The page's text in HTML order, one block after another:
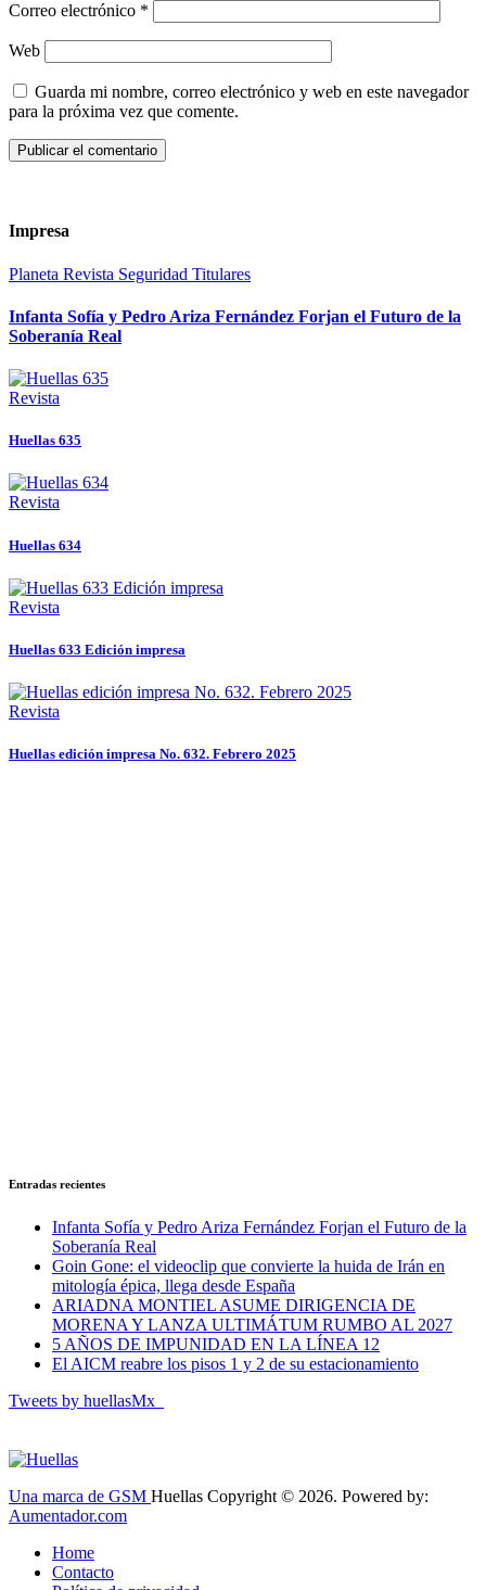
Correo electrónico *
Web
Guarda mi nombre, correo electrónico y web en este navegador
para la próxima vez que comente.
Impresa
Planeta Revista Seguridad Titulares
Infanta Sofía y Pedro Ariza Fernández Forjan el Futuro de la
Soberanía Real
Revista
Huellas 635
Revista
Huellas 634
Revista
Huellas 633 Edición impresa
Revista
Huellas edición impresa No. 632. Febrero 2025
Entradas recientes
Infanta Sofía y Pedro Ariza Fernández Forjan el Futuro de la
Soberanía Real
Goin Gone: el videoclip que convierte la huida de Irán en
mitología épica, llega desde España
ARIADNA MONTIEL ASUME DIRIGENCIA DE
MORENA Y LANZA ULTIMÁTUM RUMBO AL 2027
5 AÑOS DE IMPUNIDAD EN LA LÍNEA 12
El AICM reabre los pisos 1 y 2 de su estacionamiento
Tweets by huellasMx_
Una marca de GSM Huellas Copyright © 2026. Powered by:
Aumentador.com
Home
Contacto